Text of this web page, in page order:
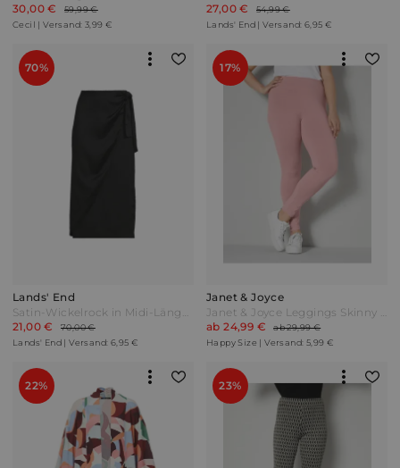
30,00 €
59,99 €
Cecil | Versand: 3,99 €
27,00 €
54,99 €
Lands' End | Versand: 6,95 €
70%
Lands' End
21,00 €
70,00 €
Lands' End | Versand: 6,95 €
17%
Janet & Joyce
ab 24,99 €
ab 29,99 €
Happy Size | Versand: 5,99 €
22% 23%